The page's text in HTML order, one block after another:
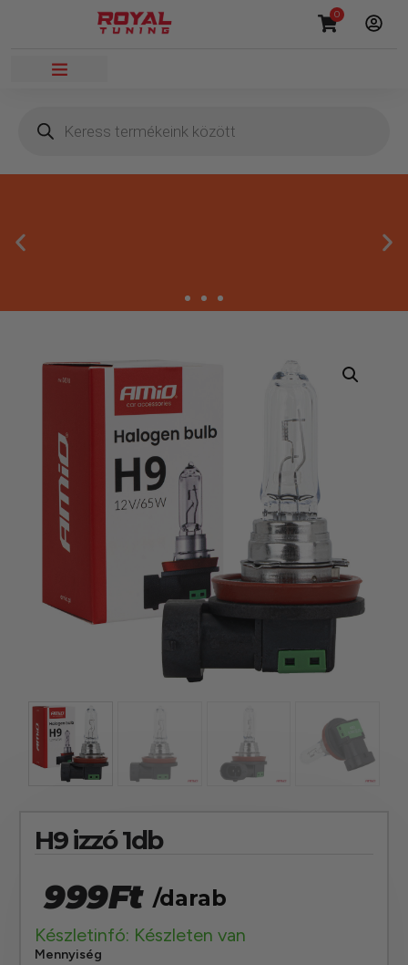
0
Kínálatunkban kizárólag olyan termékek
szerepelnek, amelyekben mi is bízunk.
H9 izzó 1db
999Ft /darab
Készletinfó: Készleten van
Mennyiség